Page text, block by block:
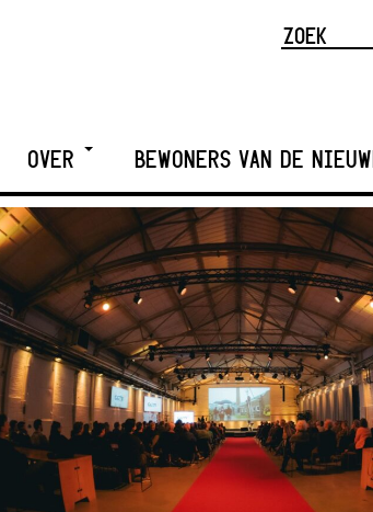
OVER BEWONERS VAN DE